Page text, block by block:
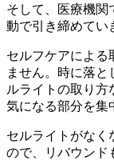
そして、医療機関
動で引き締めてい
セルフケアによる
ません。時に落
ルライトの取り
気になる部分を集
セルライトがなく
ので、リバウンド